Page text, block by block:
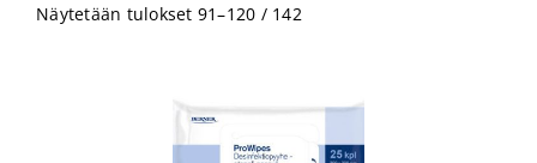
Näytetään tulokset 91–120 / 142